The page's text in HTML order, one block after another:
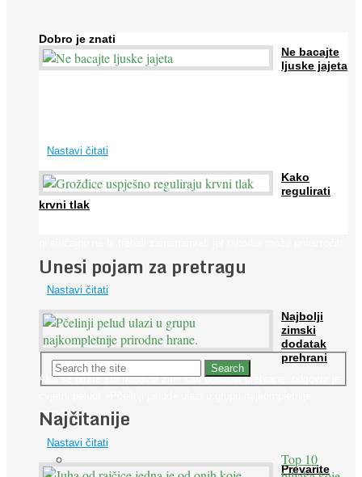
Dobro je znati
Ne bacajte
ljuske jajeta
Nastavi čitati
Kako
regulirati
krvni tlak
...
Nastavi čitati
Najbolji
zimski
dodatak
prehrani
Ako se pitate što nabaviti zimi kao dodatak prehrane, odgovor je:
prirodne ...
Nastavi čitati
Prevarite
Unesi pojam za pretragu
Najčitanije
Top 10